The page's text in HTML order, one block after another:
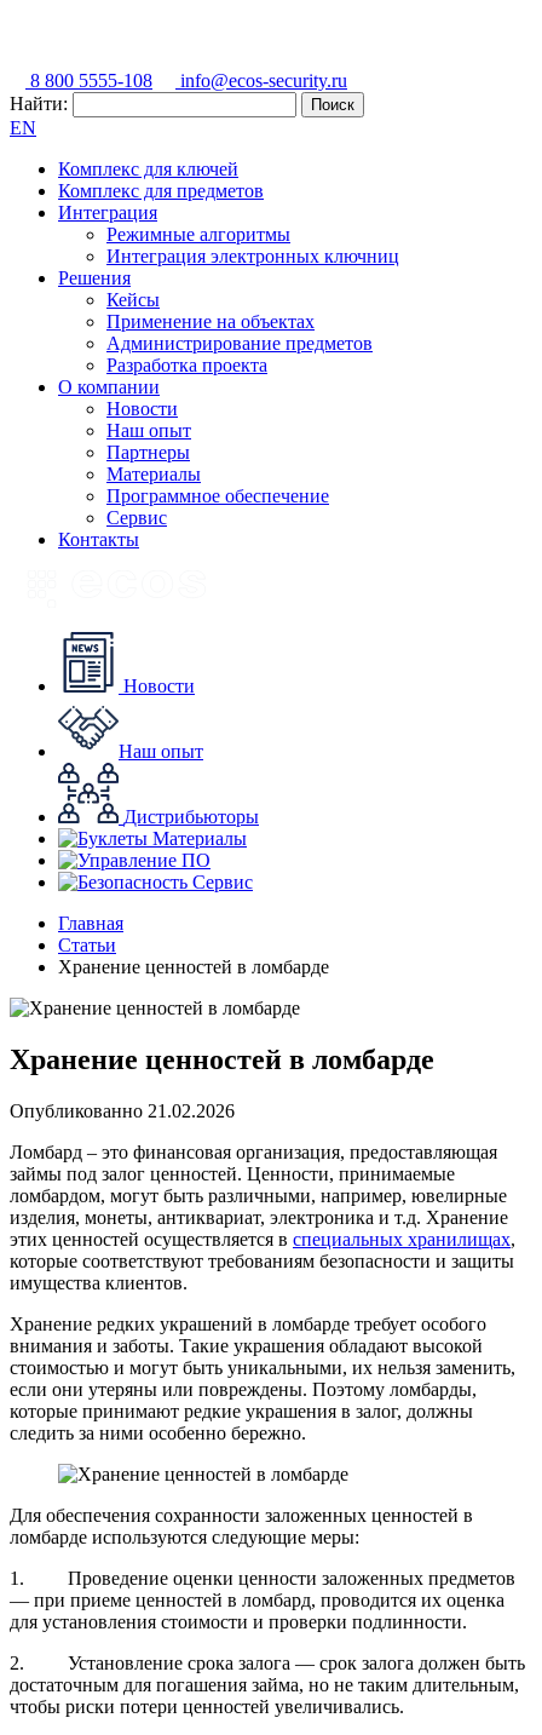
8 800 5555-108
info@ecos-security.ru
Найти:
EN
Комплекс для ключей
Комплекс для предметов
Интеграция
Режимные алгоритмы
Интеграция электронных ключниц
Решения
Кейсы
Применение на объектах
Администрирование предметов
Разработка проекта
О компании
Новости
Наш опыт
Партнеры
Материалы
Программное обеспечение
Сервис
Контакты
Новости
Наш опыт
Дистрибьюторы
Материалы
ПО
Сервис
Главная
Статьи
Хранение ценностей в ломбарде
Хранение ценностей в ломбарде
Опубликованно 21.02.2026
Ломбард – это финансовая организация, предоставляющая
займы под залог ценностей. Ценности, принимаемые
ломбардом, могут быть различными, например, ювелирные
изделия, монеты, антиквариат, электроника и т.д. Хранение
этих ценностей осуществляется в специальных хранилищах,
которые соответствуют требованиям безопасности и защиты
имущества клиентов.
Хранение редких украшений в ломбарде требует особого
внимания и заботы. Такие украшения обладают высокой
стоимостью и могут быть уникальными, их нельзя заменить,
если они утеряны или повреждены. Поэтому ломбарды,
которые принимают редкие украшения в залог, должны
следить за ними особенно бережно.
Для обеспечения сохранности заложенных ценностей в
ломбарде используются следующие меры:
1. Проведение оценки ценности заложенных предметов
— при приеме ценностей в ломбард, проводится их оценка
для установления стоимости и проверки подлинности.
2. Установление срока залога — срок залога должен быть
достаточным для погашения займа, но не таким длительным,
чтобы риски потери ценностей увеличивались.